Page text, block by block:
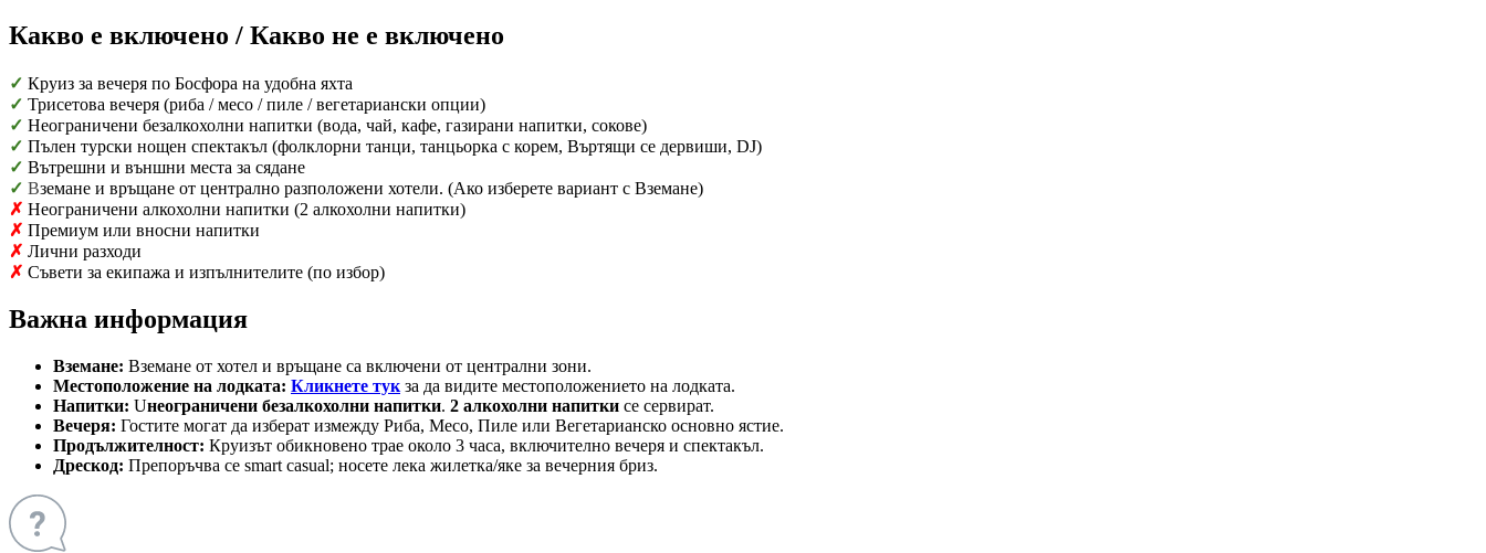
Какво е включено / Какво не е включено
✓ Круиз за вечеря по Босфора на удобна яхта
✓ Трисетова вечеря (риба / месо / пиле / вегетариански опции)
✓ Неограничени безалкохолни напитки (вода, чай, кафе, газирани напитки, сокове)
✓ Пълен турски нощен спектакъл (фолклорни танци, танцьорка с корем, Въртящи се дервиши, DJ)
✓ Вътрешни и външни места за сядане
✓ Вземане и връщане от централно разположени хотели. (Ако изберете вариант с Вземане)
✗ Неограничени алкохолни напитки (2 алкохолни напитки)
✗ Премиум или вносни напитки
✗ Лични разходи
✗ Съвети за екипажа и изпълнителите (по избор)
Важна информация
Вземане: Вземане от хотел и връщане са включени от централни зони.
Местоположение на лодката: Кликнете тук за да видите местоположението на лодката.
Напитки: Uнеограничени безалкохолни напитки. 2 алкохолни напитки се сервират.
Вечеря: Гостите могат да изберат измежду Риба, Месо, Пиле или Вегетарианско основно ястие.
Продължителност: Круизът обикновено трае около 3 часа, включително вечеря и спектакъл.
Дрескод: Препоръчва се smart casual; носете лека жилетка/якe за вечерния бриз.